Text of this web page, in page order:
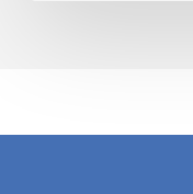
semana